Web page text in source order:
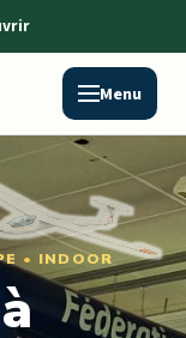
Menu
• INDOOR